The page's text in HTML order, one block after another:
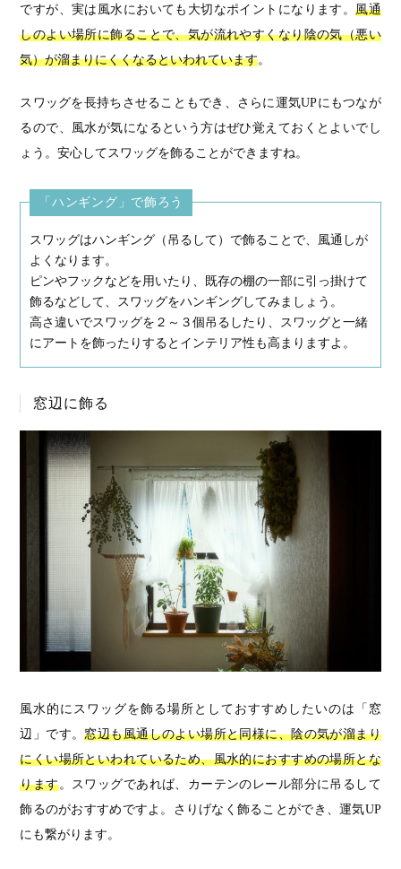
ですが、実は風水においても大切なポイントになります。風通
しのよい場所に飾ることで、気が流れやすくなり陰の気（悪い
気）が溜まりにくくなるといわれています。
スワッグを長持ちさせることもでき、さらに運気UPにもつなが
るので、風水が気になるという方はぜひ覚えておくとよいでし
ょう。安心してスワッグを飾ることができますね。
「ハンギング」で飾ろう
スワッグはハンギング（吊るして）で飾ることで、風通しが
よくなります。
ピンやフックなどを用いたり、既存の棚の一部に引っ掛けて
飾るなどして、スワッグをハンギングしてみましょう。
高さ違いでスワッグを２～３個吊るしたり、スワッグと一緒
にアートを飾ったりするとインテリア性も高まりますよ。
窓辺に飾る
風水的にスワッグを飾る場所としておすすめしたいのは「窓
辺」です。窓辺も風通しのよい場所と同様に、陰の気が溜まり
にくい場所といわれているため、風水的におすすめの場所とな
ります。スワッグであれば、カーテンのレール部分に吊るして
飾るのがおすすめですよ。さりげなく飾ることができ、運気UP
にも繋がります。